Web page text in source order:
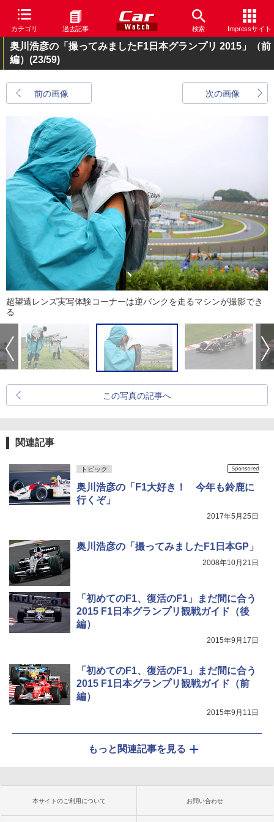
カテゴリ 過去記事 検索 Impressサイト
奥川浩彦の「撮ってみましたF1日本グランプリ 2015」（前
編） (23/59)
前の画像 次の画像
超望遠レンズ実写体験コーナーは逆バンクを走るマシンが撮影でき
る
この写真の記事へ
関連記事
トピック
奥川浩彦の「F1大好き！ 今年も鈴鹿に
行くぞ」
2017年5月25日
奥川浩彦の「撮ってみましたF1日本GP」
2008年10月21日
「初めてのF1、復活のF1」まだ間に合う
2015 F1日本グランプリ観戦ガイド（後
編）
2015年9月17日
「初めてのF1、復活のF1」まだ間に合う
2015 F1日本グランプリ観戦ガイド（前
編）
2015年9月11日
もっと関連記事を見る
本サイトのご利用について お問い合わせ